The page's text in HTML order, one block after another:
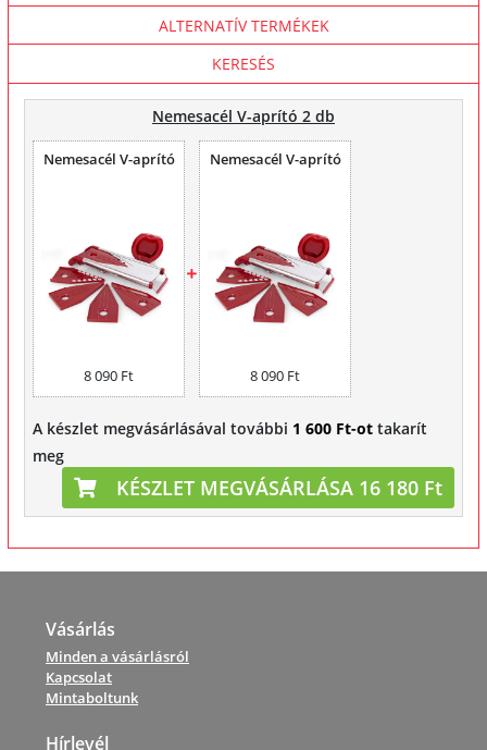
ALTERNATÍV TERMÉKEK
KERESÉS
Nemesacél V-aprító 2 db
Nemesacél V-aprító
8 090 Ft
Nemesacél V-aprító
8 090 Ft
A készlet megvásárlásával további 1 600 Ft-ot takarít
meg
KÉSZLET MEGVÁSÁRLÁSA 16 180 Ft
Vásárlás
Minden a vásárlásról
Kapcsolat
Mintaboltunk
Hírlevél